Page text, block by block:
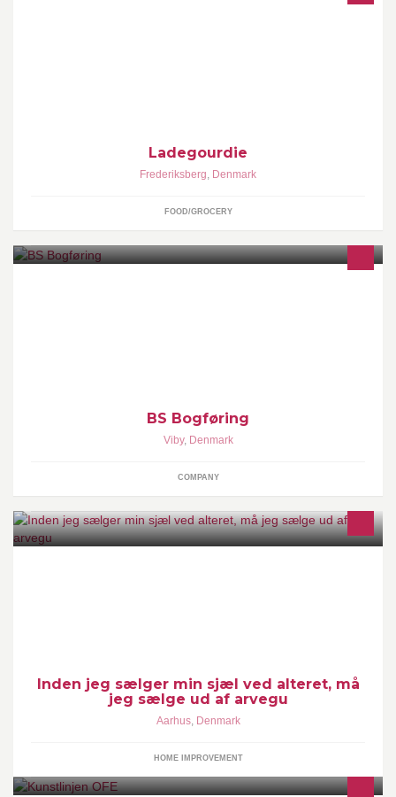
Ladegourdie
Frederiksberg, Denmark
FOOD/GROCERY
BS Bogføring
Viby, Denmark
COMPANY
Inden jeg sælger min sjæl ved alteret, må
jeg sælge ud af arvegu
Aarhus, Denmark
HOME IMPROVEMENT